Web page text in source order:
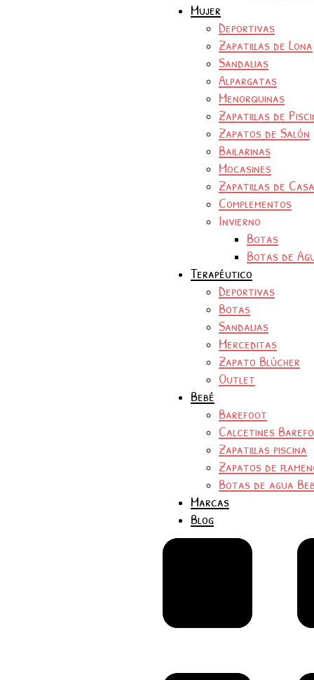
Mujer
Deportivas
Zapatillas de Lona
Sandalias
Alpargatas
Menorquinas
Zapatillas de
Zapatos de Salón
Bailarinas
Mocasines
Zapatillas de Casa
Complementos
Invierno
Botas
Botas de
Terapéutico
Deportivas
Botas
Sandalias
Merceditas
Zapato Blúcher
Outlet
Bebé
Barefoot
Calcetines
Zapatillas piscina
Zapatos de
Botas de agua
Marcas
Blog